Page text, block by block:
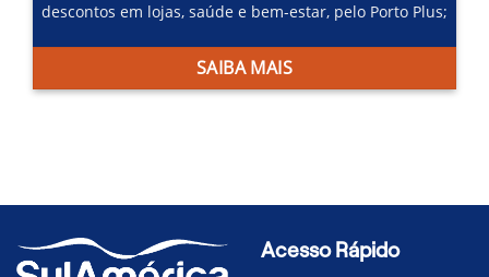
descontos em lojas, saúde e bem-estar, pelo Porto Plus;
SAIBA MAIS
Acesso Rápido